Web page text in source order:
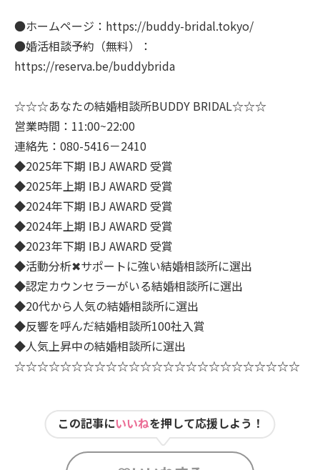
●ホームページ：https://buddy-bridal.tokyo/
●婚活相談予約（無料）：
https://reserva.be/buddybrida
☆☆☆あなたの結婚相談所BUDDY BRIDAL☆☆☆
営業時間：11:00~22:00
連絡先：080-5416－2410
◆2025年下期 IBJ AWARD 受賞
◆2025年上期 IBJ AWARD 受賞
◆2024年下期 IBJ AWARD 受賞
◆2024年上期 IBJ AWARD 受賞
◆2023年下期 IBJ AWARD 受賞
◆活動分析✖サポートに強い結婚相談所に選出
◆認定カウンセラーがいる結婚相談所に選出
◆20代から人気の結婚相談所に選出
◆反響を呼んだ結婚相談所100社入賞
◆人気上昇中の結婚相談所に選出
☆☆☆☆☆☆☆☆☆☆☆☆☆☆☆☆☆☆☆☆☆☆☆☆☆
この記事にいいねを押して応援しよう！